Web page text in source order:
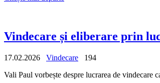
Vindecare și eliberare prin
17.02.2026 Vindecare
194
Vali Paul vorbește despre lucrarea de vindecare